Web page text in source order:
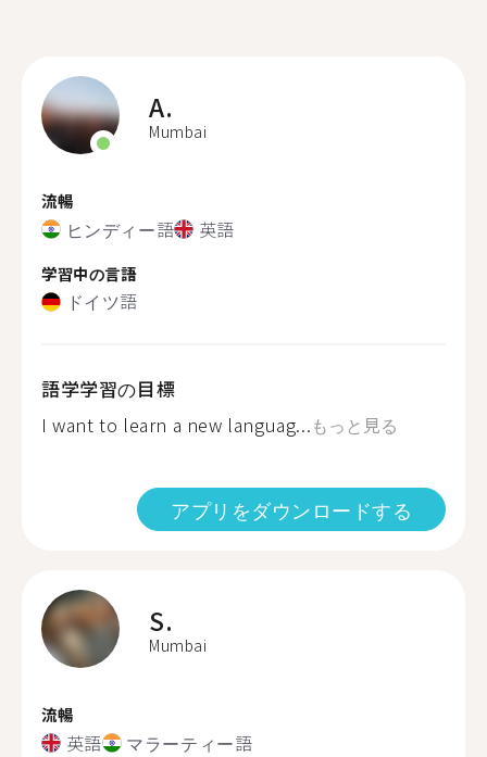
A.
Mumbai
流暢
ヒンディー語 英語
学習中の言語
ドイツ語
語学学習の目標
I want to learn a new languag...もっと見る
アプリをダウンロードする
S.
Mumbai
流暢
英語 マラーティー語